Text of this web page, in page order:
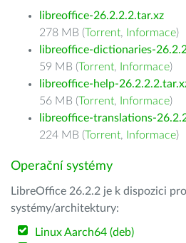
libreoffice-26.2.2.2.tar.xz
278 MB (Torrent, Informace)
libreoffice-dictionaries-
59 MB (Torrent, Informace)
libreoffice-help-
56 MB (Torrent, Informace)
libreoffice-translations-
224 MB (Torrent, Informace)
Operační systémy
LibreOffice 26.2.2 je k dispozici
systémy/architektury:
Linux Aarch64 (deb)